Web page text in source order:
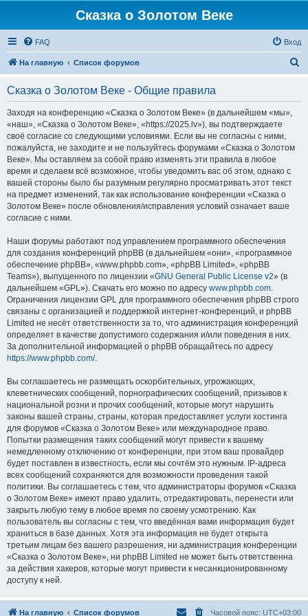
Сказка о Золотом Веке
FAQ Вход
На главную Список форумов
Сказка о Золотом Веке - Общие правила
Заходя на конференцию «Сказка о Золотом Веке» (в дальнейшем «мы»,
«наш», «Сказка о Золотом Веке», «https://2025.lv»), вы подтверждаете
своё согласие со следующими условиями. Если вы не согласны с ними,
пожалуйста, не заходите и не пользуйтесь форумами «Сказка о Золотом
Веке». Мы оставляем за собой право изменять эти правила в любое
время и сделаем всё возможное, чтобы уведомить вас об этом, однако с
вашей стороны было бы разумным регулярно просматривать этот текст
на предмет изменений, так как использование конференции «Сказка о
Золотом Веке» после обновления/исправления условий означает ваше
согласие с ними.
Наши форумы работают под управлением программного обеспечения
для создания конференций phpBB (в дальнейшем «они», «программное
обеспечение phpBB», «www.phpbb.com», «phpBB Limited», «phpBB
Teams»), выпущенного по лицензии «GNU General Public License v2» (в
дальнейшем «GPL»). Скачать его можно по адресу www.phpbb.com.
Ограничения лицензии GPL для программного обеспечения phpBB строго
связаны с организацией и поддержкой интернет-конференций, и phpBB
Limited не несёт ответственности за то, что администрация конференций
определяет в качестве допустимого содержания и/или поведения в них.
За дополнительной информацией о phpBB обращайтесь по адресу
https://www.phpbb.com/.
Вы соглашаетесь не размещать оскорбительных, угрожающих,
клеветнических сообщений, порнографических сообщений, призывов к
национальной розни и прочих сообщений, которые могут нарушить
законы вашей страны, страны, которая предоставляет услуги хостинга
для форумов «Сказка о Золотом Веке» или международное право.
Попытки размещения таких сообщений могут привести к вашему
немедленному отключению от конференции, при этом ваш провайдер
будет поставлен в известность, если мы сочтём это нужным. IP-адреса
всех сообщений сохраняются для возможности проведения такой
политики. Вы соглашаетесь с тем, что администраторы форумов «Сказка
о Золотом Веке» имеют право удалить, отредактировать, перенести или
закрыть любую тему в любое время по своему усмотрению. Как
пользователь вы согласны с тем, что введённая вами информация будет
храниться в базе данных. Хотя эта информация не будет открыта
третьим лицам без вашего разрешения, ни администрация конференции
«Сказка о Золотом Веке», ни phpBB Limited не может быть ответственна
за действия хакеров, которые могут привести к несанкционированному
доступу к ней.
На главную Список форумов Часовой пояс: UTC+03:00